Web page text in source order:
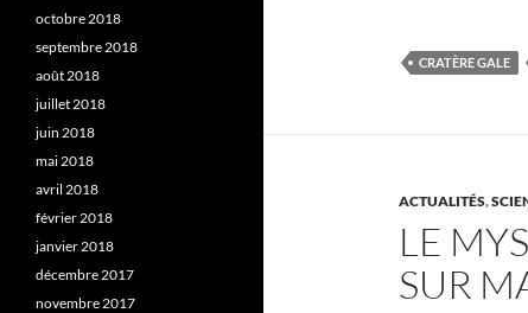
CRATÈRE GALE
ACTUALITÉS,
LE
SUR
octobre 2018
septembre 2018
août 2018
juillet 2018
juin 2018
mai 2018
avril 2018
février 2018
janvier 2018
décembre 2017
novembre 2017